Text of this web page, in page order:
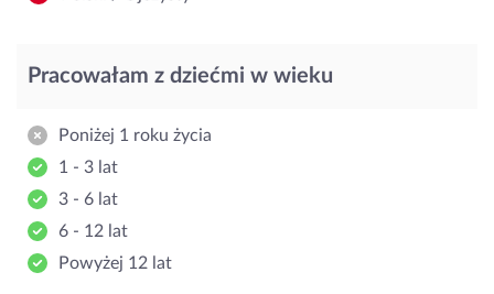
Pracowałam z dziećmi w wieku
Poniżej 1 roku życia
1 - 3 lat
3 - 6 lat
6 - 12 lat
Powyżej 12 lat